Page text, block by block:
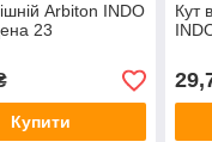
Arbiton INDO
23
Купити
Кут